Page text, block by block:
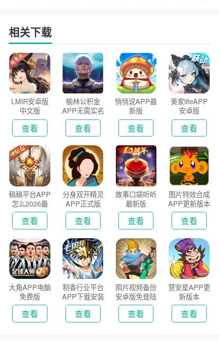
相关下载
LMIR安卓版
中文版
查看
榆林公积金
APP无需实名
认证版
查看
悄悄说APP最
新版
查看
美家lifeAPP
安卓版
查看
稿稿平台APP
怎么2026最
新版
查看
分身双开精灵
APP正式版
查看
故事口袋听听
最新版
查看
图片特效合成
APP更新版本
2026
查看
大角APP电脑
免费版
查看
制香行业平台
APP下载安装
2026
查看
照片视频备份
安卓版免登陆
版
查看
慧安星APP更
新版本
查看